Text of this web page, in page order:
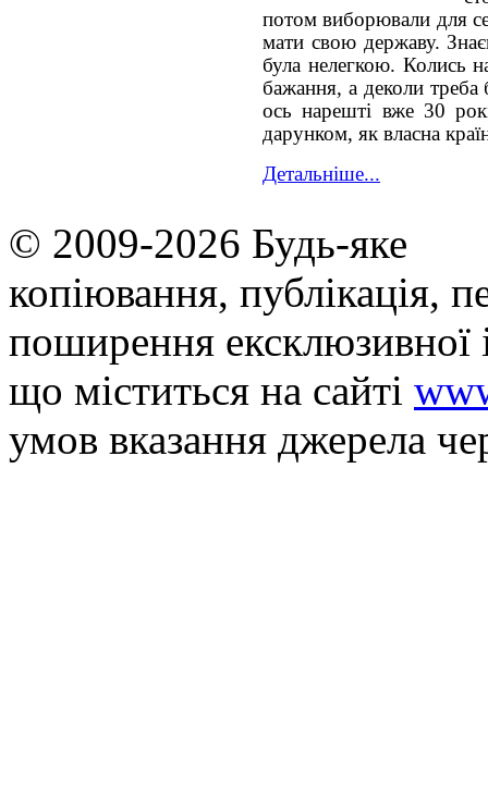
потом виборювали для
мати свою державу.
була нелегкою. Колись
бажання, а деколи треба
ось нарешті вже 30
дарунком, як власна
Детальніше...
© 2009-2026 Будь-яке
копiювання, публiкацiя,
поширення
що мiститься на сайті
умов вказання джерела